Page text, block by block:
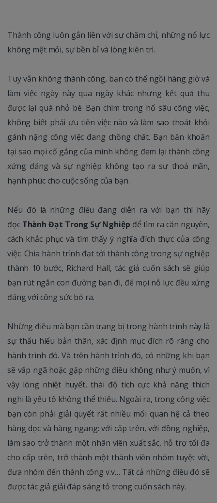
Thành công luôn gắn liền với sự chăm chỉ, những nổ lực
không mệt mỏi, sự bền bỉ và lòng kiên trì.
Tuy vẫn không thành công, bạn có thể ngồi hàng giờ và
làm việc ngày này qua ngày khác nhưng kết quả thu
được lại quá nhỏ bé. Bạn chìm trong hố sâu công việc,
không biết phải ưu tiên việc nào và làm sao thoát khỏi
gánh nặng công việc đang chồng chất. Bạn băn khoăn
tại sao mọi cố gắng của mình không đem lại thành công
xứng đáng và sự nghiệp không tạo ra sự thoả mãn,
hạnh phúc cho cuộc sống của bạn.
Nếu đó là những điều đang diễn ra với bạn thì hãy
đọc Thành Đạt Trong Sự Nghiệp để tìm ra căn nguyên,
cách khắc phục và tìm thấy ý nghĩa đích thực của công
việc. Chia hành trình đạt tới thành công trong sự nghiệp
thành 10 bước, Richard Hall, tác giả cuốn sách sẽ giúp
bạn rút ngắn con đường bạn đi, để mọi nỗ lực đều xứng
đáng với công sức bỏ ra.
Những điều mà bạn cần trang bị trong hành trình này là
sự thấu hiểu bản thân, xác định mục đích rõ ràng cho
hành trình đó. Và trên hành trình đó, có những khi bạn
sẽ vấp ngã hoặc gặp những điều không như ý muốn, vì
vậy lòng nhiệt huyết, thái độ tích cực khả năng thích
nghi là yếu tố không thể thiếu. Ngoài ra, trong công việc
bạn còn phải giải quyết rất nhiều mối quan hệ cả theo
hàng dọc và hàng ngang: với cấp trên, với đồng nghiệp,
làm sao trở thành một nhân viên xuất sắc, hỗ trợ tối đa
cho cấp trên, trở thành một thành viên nhóm tuyệt vời,
đưa nhóm đến thành công v.v… Tất cả những điều đó sẽ
được tác giả giải đáp sáng tỏ trong cuốn sách này.